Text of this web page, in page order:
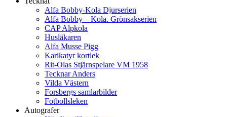
Alfa Bobby-Kola Djurserien
Alfa Bobby – Kola. Grönsakserien
CAP Alpkola
Husläkaren
Alfa Musse Pigg
Karikatyr kortlek
Rit-Olas Stjärnspelare VM 1958
Tecknar Anders
Vilda Västern
Forsbergs samlarbilder
Fotbollsleken
Autografer